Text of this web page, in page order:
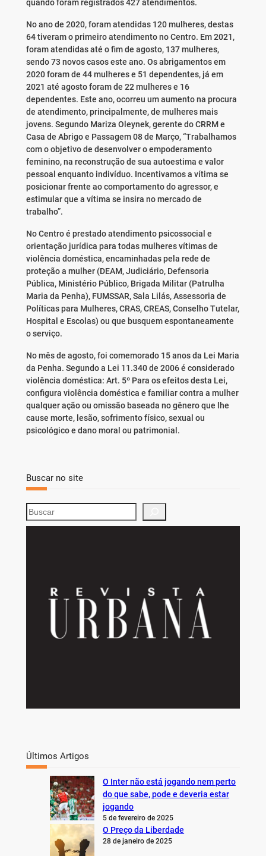
quando foram registrados 427 atendimentos.
No ano de 2020, foram atendidas 120 mulheres, destas
64 tiveram o primeiro atendimento no Centro. Em 2021,
foram atendidas até o fim de agosto, 137 mulheres,
sendo 73 novos casos este ano. Os abrigamentos em
2020 foram de 44 mulheres e 51 dependentes, já em
2021 até agosto foram de 22 mulheres e 16
dependentes. Este ano, ocorreu um aumento na procura
de atendimento, principalmente, de mulheres mais
jovens. Segundo Mariza Oleynek, gerente do CRRM e
Casa de Abrigo e Passagem 08 de Março, “Trabalhamos
com o objetivo de desenvolver o empoderamento
feminino, na reconstrução de sua autoestima e valor
pessoal enquanto indivíduo. Incentivamos a vítima se
posicionar frente ao comportamento do agressor, e
estimular que a vítima se insira no mercado de
trabalho”.
No Centro é prestado atendimento psicossocial e
orientação jurídica para todas mulheres vítimas de
violência doméstica, encaminhadas pela rede de
proteção a mulher (DEAM, Judiciário, Defensoria
Pública, Ministério Público, Brigada Militar (Patrulha
Maria da Penha), FUMSSAR, Sala Lilás, Assessoria de
Políticas para Mulheres, CRAS, CREAS, Conselho Tutelar,
Hospital e Escolas) ou que busquem espontaneamente
o serviço.
No mês de agosto, foi comemorado 15 anos da Lei Maria
da Penha. Segundo a Lei 11.340 de 2006 é considerado
violência doméstica: Art. 5º Para os efeitos desta Lei,
configura violência doméstica e familiar contra a mulher
qualquer ação ou omissão baseada no gênero que lhe
cause morte, lesão, sofrimento físico, sexual ou
psicológico e dano moral ou patrimonial.
Buscar no site
S
e
Últimos Artigos
O Inter não está jogando nem perto
do que sabe, pode e deveria estar
jogando
5 de fevereiro de 2025
O Preço da Liberdade
28 de janeiro de 2025